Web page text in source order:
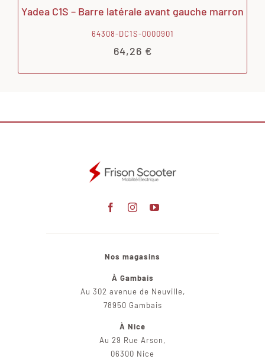
Yadea C1S – Barre latérale avant gauche marron
64308-DC1S-0000901
64,26 €
Nos magasins
À Gambais
Au 302 avenue de Neuville,
78950 Gambais
À Nice
Au 29 Rue Arson,
06300 Nice